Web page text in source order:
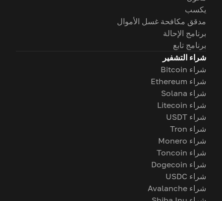
يكسب
مدقق مكافحة غسل الأموال
برنامج الإحالة
برنامج تابع
شراء التشفير
شراء Bitcoin
شراء Ethereum
شراء Solana
شراء Litecoin
شراء USDT
شراء Tron
شراء Monero
شراء Toncoin
شراء Dogecoin
شراء USDC
شراء Avalanche